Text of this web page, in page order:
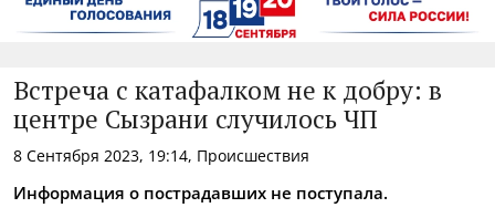
Встреча с катафалком не к добру: в
центре Сызрани случилось ЧП
8 Сентября 2023, 19:14, Происшествия
Информация о пострадавших не поступала.